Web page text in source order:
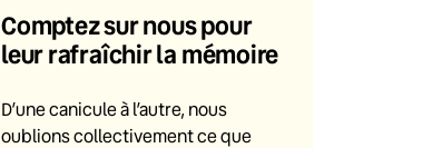
Comptez sur nous pour
leur rafraîchir la mémoire
D’une canicule à l’autre, nous
oublions collectivement ce que